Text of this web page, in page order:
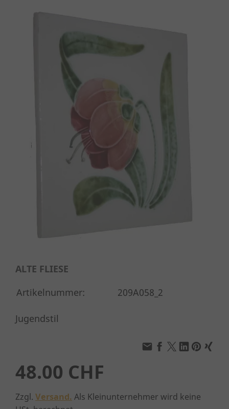
ALTE FLIESE
Artikelnummer:
209A058_2
Jugendstil
48.00 CHF
Zzgl. Versand. Als Kleinunternehmer wird keine